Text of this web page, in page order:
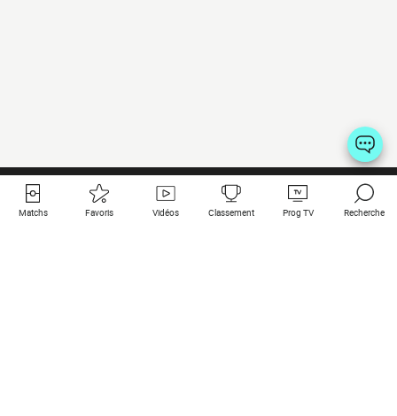
Matchs Favoris Vidéos Classement Prog TV Recherche